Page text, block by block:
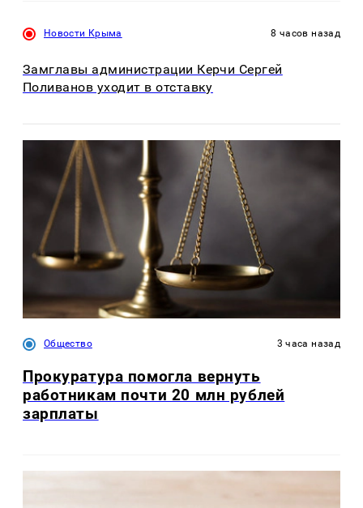
Новости Крыма 8 часов назад
Замглавы администрации Керчи Сергей
Поливанов уходит в отставку
Общество 3 часа назад
Прокуратура помогла вернуть
работникам почти 20 млн рублей
зарплаты